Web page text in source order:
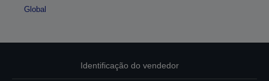
Global
Identificação do vendedor